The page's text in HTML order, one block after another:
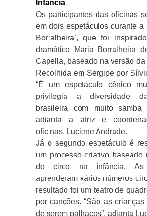
Infância
Os participantes das oficinas
em dois espetáculos durante a
Borralheira’, que foi
dramático Maria Borralheira
Capella, baseado na versão
Recolhida em Sergipe por
“É um espetáculo cênico
privilegia a diversidade
brasileira com muito samba
adianta a atriz e
oficinas, Luciene Andrade.
Já o segundo espetáculo é
um processo criativo baseado
do circo na infância. As
aprenderam vários números
resultado foi um teatro de
por canções. “São as crianças
de serem palhaços”, adianta